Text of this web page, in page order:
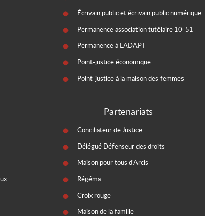
Écrivain public et écrivain public numérique
Permanence association tutélaire 10-51
Permanence à LADAPT
Point-justice économique
Point-justice à la maison des femmes
Partenariats
Conciliateur de Justice
Délégué Défenseur des droits
Maison pour tous d'Arcis
Régéma
Croix rouge
Maison de la famille